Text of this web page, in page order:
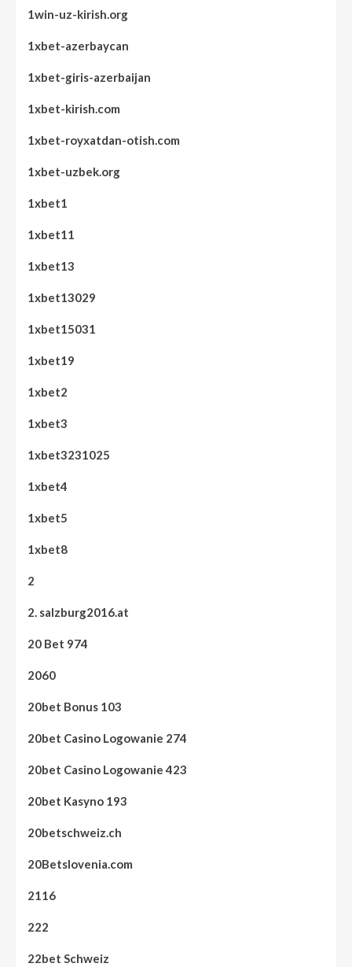
1win-uz-kirish.org
1xbet-azerbaycan
1xbet-giris-azerbaijan
1xbet-kirish.com
1xbet-royxatdan-otish.com
1xbet-uzbek.org
1xbet1
1xbet11
1xbet13
1xbet13029
1xbet15031
1xbet19
1xbet2
1xbet3
1xbet3231025
1xbet4
1xbet5
1xbet8
2
2. salzburg2016.at
20 Bet 974
2060
20bet Bonus 103
20bet Casino Logowanie 274
20bet Casino Logowanie 423
20bet Kasyno 193
20betschweiz.ch
20Betslovenia.com
2116
222
22bet Schweiz